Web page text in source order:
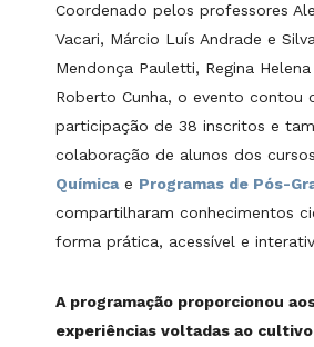
Coordenado pelos professores
Vacari, Márcio Luís Andrade e
Mendonça Pauletti, Regina
Roberto Cunha, o evento contou
participação de 38 inscritos e
colaboração de alunos dos
Químicae Programas de Pós-
compartilharam conhecimentos
forma prática, acessível e
A programação proporcionou
experiências voltadas ao